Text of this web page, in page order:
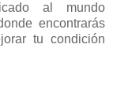
al mundo
encontrarás
tu condición